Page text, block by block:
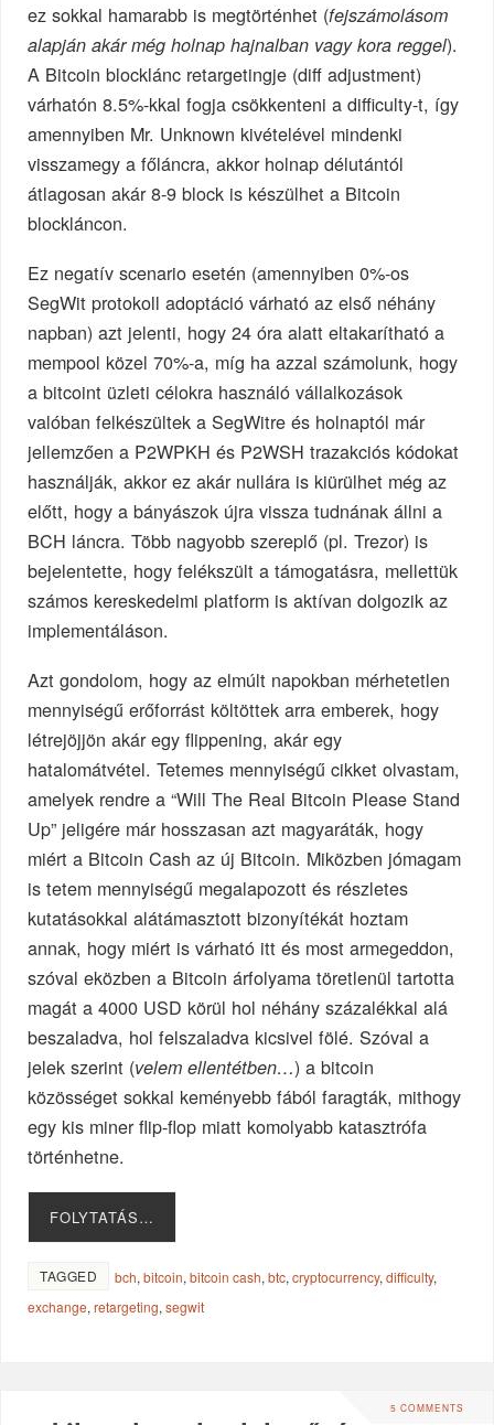
ez sokkal hamarabb is megtörténhet (fejszámolásom
alapján akár még holnap hajnalban vagy kora reggel).
A Bitcoin blocklánc retargetingje (diff adjustment)
várhatón 8.5%-kkal fogja csökkenteni a difficulty-t, így
amennyiben Mr. Unknown kivételével mindenki
visszamegy a főláncra, akkor holnap délutántól
átlagosan akár 8-9 block is készülhet a Bitcoin
blockláncon.
Ez negatív scenario esetén (amennyiben 0%-os
SegWit protokoll adoptáció várható az első néhány
napban) azt jelenti, hogy 24 óra alatt eltakarítható a
mempool közel 70%-a, míg ha azzal számolunk, hogy
a bitcoint üzleti célokra használó vállalkozások
valóban felkészültek a SegWitre és holnaptól már
jellemzően a P2WPKH és P2WSH trazakciós kódokat
használják, akkor ez akár nullára is kiürülhet még az
előtt, hogy a bányászok újra vissza tudnának állni a
BCH láncra. Több nagyobb szereplő (pl. Trezor) is
bejelentette, hogy felékszült a támogatásra, mellettük
számos kereskedelmi platform is aktívan dolgozik az
implementáláson.
Azt gondolom, hogy az elmúlt napokban mérhetetlen
mennyiségű erőforrást költöttek arra emberek, hogy
létrejöjjön akár egy flippening, akár egy
hatalomátvétel. Tetemes mennyiségű cikket olvastam,
amelyek rendre a “Will The Real Bitcoin Please Stand
Up” jeligére már hosszasan azt magyaráták, hogy
miért a Bitcoin Cash az új Bitcoin. Miközben jómagam
is tetem mennyiségű megalapozott és részletes
kutatásokkal alátámasztott bizonyítékát hoztam
annak, hogy miért is várható itt és most armegeddon,
szóval eközben a Bitcoin árfolyama töretlenül tartotta
magát a 4000 USD körül hol néhány százalékkal alá
beszaladva, hol felszaladva kicsivel fölé. Szóval a
jelek szerint (velem ellentétben…) a bitcoin
közösséget sokkal keményebb fából faragták, mithogy
egy kis miner flip-flop miatt komolyabb katasztrófa
történhetne.
FOLYTATÁS…
TAGGED bch,bitcoin,bitcoin cash,btc,cryptocurrency,difficulty,
exchange,retargeting,segwit
5 COMMENTS